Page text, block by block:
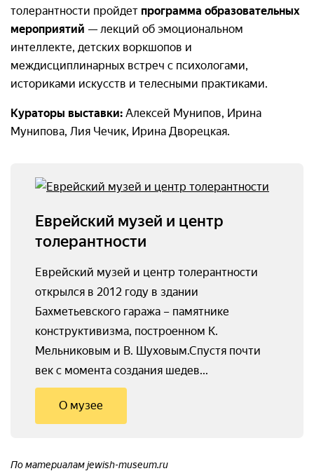
толерантности пройдет программа образовательных
мероприятий — лекций об эмоциональном
интеллекте, детских воркшопов и
междисциплинарных встреч с психологами,
историками искусств и телесными практиками.
Кураторы выставки: Алексей Мунипов, Ирина
Мунипова, Лия Чечик, Ирина Дворецкая.
Еврейский музей и центр
толерантности
Еврейский музей и центр толерантности
открылся в 2012 году в здании
Бахметьевского гаража – памятнике
конструктивизма, построенном К.
Мельниковым и В. Шуховым.Спустя почти
век с момента создания шедев...
О музее
По материалам jewish-museum.ru